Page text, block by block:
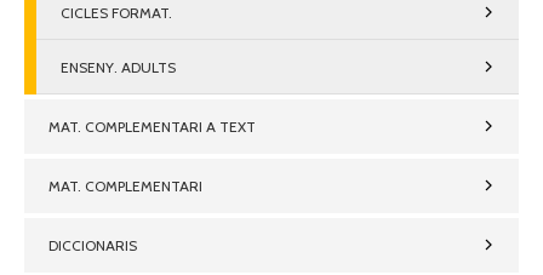
CICLES FORMAT.
ENSENY. ADULTS
MAT. COMPLEMENTARI A TEXT
MAT. COMPLEMENTARI
DICCIONARIS